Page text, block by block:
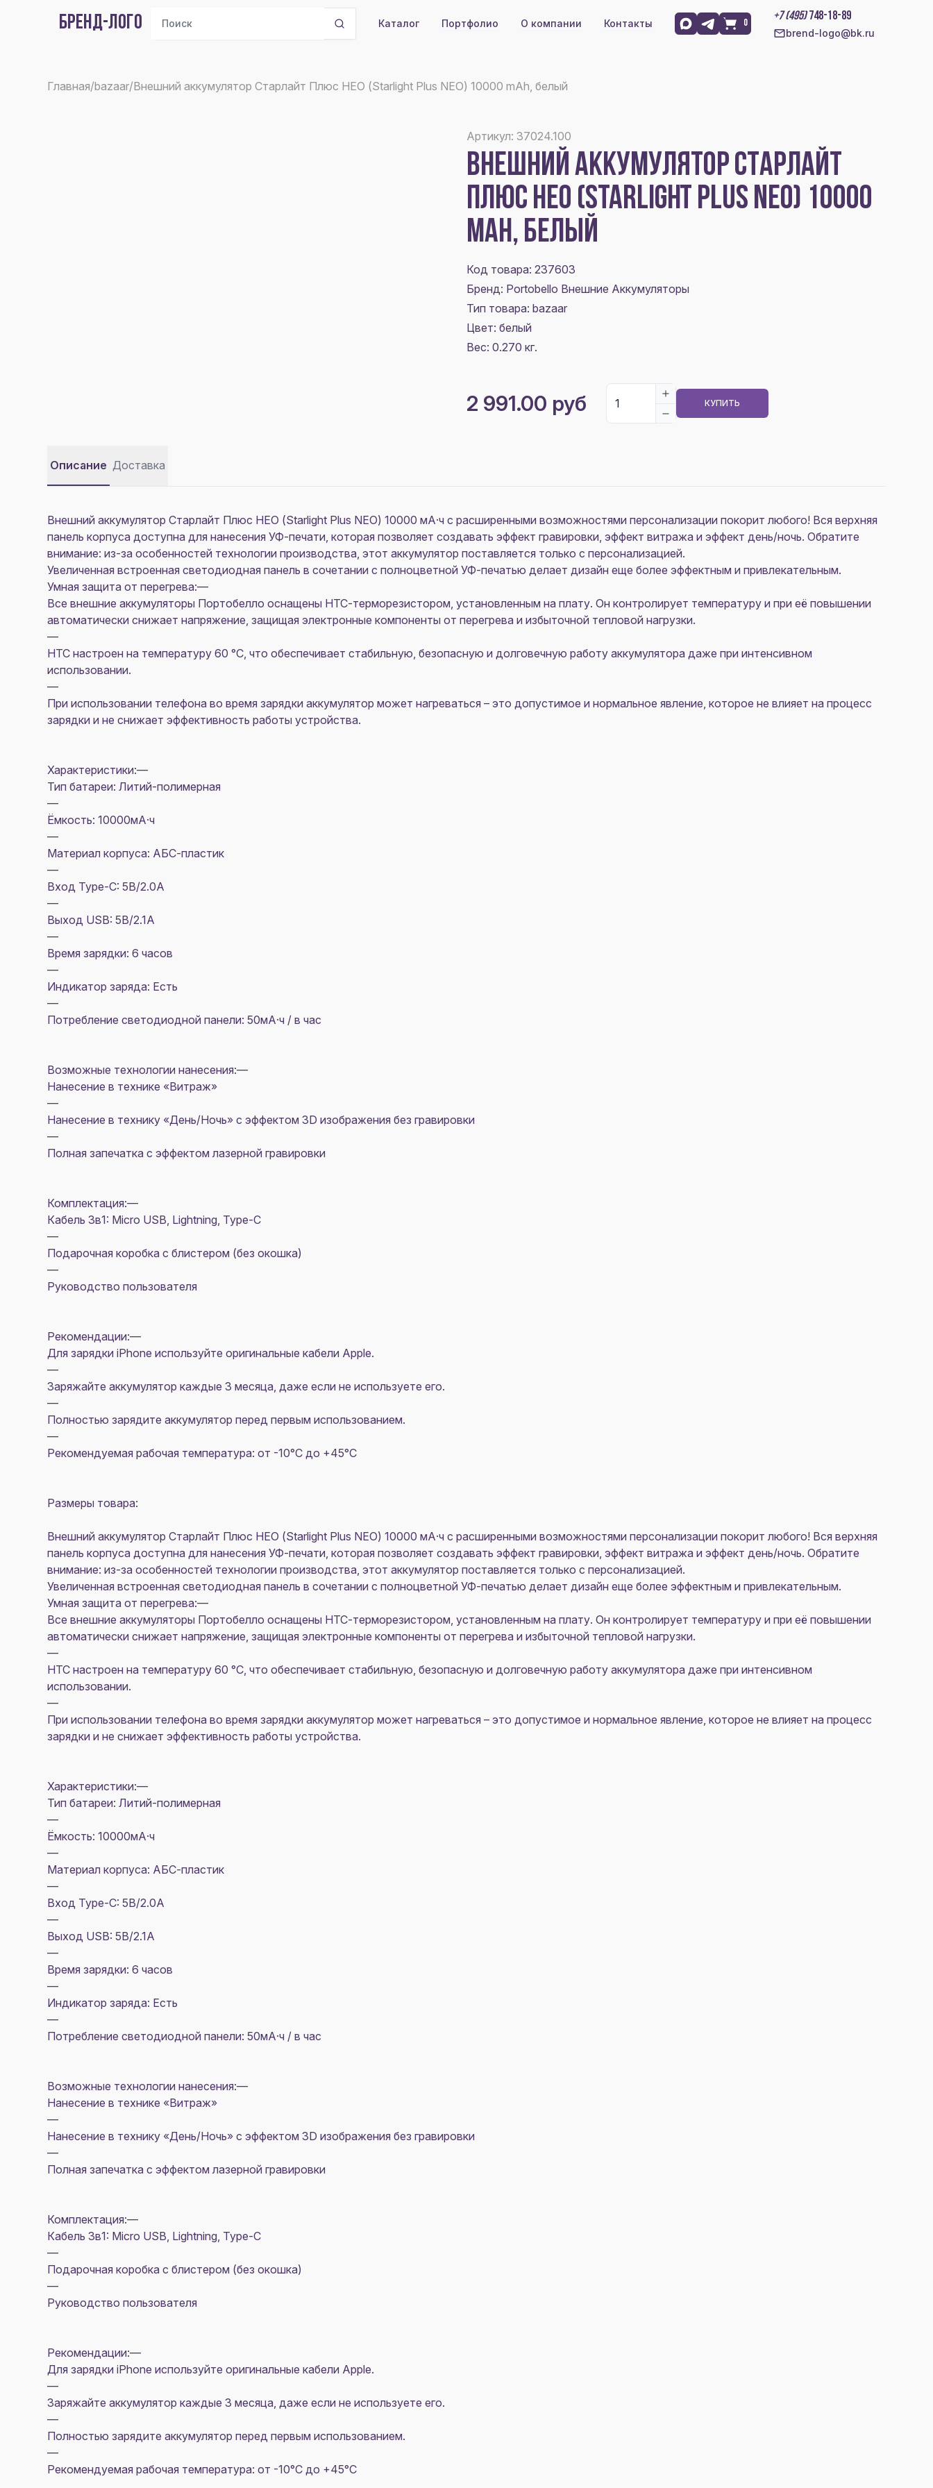
БРЕНД-ЛОГО Каталог Портфолио О компании Контакты 0
+7 (495)748-18-89
brend-logo@bk.ru
Главная/bazaar/Внешний аккумулятор Старлайт Плюс НЕО (Starlight Plus NEO) 10000 mAh, белый
Артикул: 37024.100
ВНЕШНИЙ АККУМУЛЯТОР СТАРЛАЙТ
ПЛЮС НЕО (STARLIGHT PLUS NEO) 10000
MAH, БЕЛЫЙ
Код товара: 237603
Бренд: Portobello Внешние Аккумуляторы
Тип товара: bazaar
Цвет: белый
Вес: 0.270 кг.
2 991.00 руб КУПИТЬ
Описание Доставка
Внешний аккумулятор Старлайт Плюс НЕО (Starlight Plus NEO) 10000 мА·ч с расширенными возможностями персонализации покорит любого! Вся верхняя
панель корпуса доступна для нанесения УФ-печати, которая позволяет создавать эффект гравировки, эффект витража и эффект день/ночь. Обратите
внимание: из-за особенностей технологии производства, этот аккумулятор поставляется только с персонализацией.
Увеличенная встроенная светодиодная панель в сочетании с полноцветной УФ-печатью делает дизайн еще более эффектным и привлекательным.
Умная защита от перегрева:—
Все внешние аккумуляторы Портобелло оснащены НТС-терморезистором, установленным на плату. Он контролирует температуру и при её повышении
автоматически снижает напряжение, защищая электронные компоненты от перегрева и избыточной тепловой нагрузки.
—
НТС настроен на температуру 60 °C, что обеспечивает стабильную, безопасную и долговечную работу аккумулятора даже при интенсивном
использовании.
—
При использовании телефона во время зарядки аккумулятор может нагреваться – это допустимое и нормальное явление, которое не влияет на процесс
зарядки и не снижает эффективность работы устройства.
Характеристики:—
Тип батареи: Литий-полимерная
—
Ёмкость: 10000мА·ч
—
Материал корпуса: АБС-пластик
—
Вход Type-C: 5В/2.0A
—
Выход USB: 5В/2.1A
—
Время зарядки: 6 часов
—
Индикатор заряда: Есть
—
Потребление светодиодной панели: 50мА·ч / в час
Возможные технологии нанесения:—
Нанесение в технике «Витраж»
—
Нанесение в технику «День/Ночь» с эффектом 3D изображения без гравировки
—
Полная запечатка с эффектом лазерной гравировки
Комплектация:—
Кабель 3в1: Micro USB, Lightning, Type-C
—
Подарочная коробка с блистером (без окошка)
—
Руководство пользователя
Рекомендации:—
Для зарядки iPhone используйте оригинальные кабели Apple.
—
Заряжайте аккумулятор каждые 3 месяца, даже если не используете его.
—
Полностью зарядите аккумулятор перед первым использованием.
—
Рекомендуемая рабочая температура: от -10°C до +45°C
Размеры товара:
Внешний аккумулятор Старлайт Плюс НЕО (Starlight Plus NEO) 10000 мА·ч с расширенными возможностями персонализации покорит любого! Вся верхняя
панель корпуса доступна для нанесения УФ-печати, которая позволяет создавать эффект гравировки, эффект витража и эффект день/ночь. Обратите
внимание: из-за особенностей технологии производства, этот аккумулятор поставляется только с персонализацией.
Увеличенная встроенная светодиодная панель в сочетании с полноцветной УФ-печатью делает дизайн еще более эффектным и привлекательным.
Умная защита от перегрева:—
Все внешние аккумуляторы Портобелло оснащены НТС-терморезистором, установленным на плату. Он контролирует температуру и при её повышении
автоматически снижает напряжение, защищая электронные компоненты от перегрева и избыточной тепловой нагрузки.
—
НТС настроен на температуру 60 °C, что обеспечивает стабильную, безопасную и долговечную работу аккумулятора даже при интенсивном
использовании.
—
При использовании телефона во время зарядки аккумулятор может нагреваться – это допустимое и нормальное явление, которое не влияет на процесс
зарядки и не снижает эффективность работы устройства.
Характеристики:—
Тип батареи: Литий-полимерная
—
Ёмкость: 10000мА·ч
—
Материал корпуса: АБС-пластик
—
Вход Type-C: 5В/2.0A
—
Выход USB: 5В/2.1A
—
Время зарядки: 6 часов
—
Индикатор заряда: Есть
—
Потребление светодиодной панели: 50мА·ч / в час
Возможные технологии нанесения:—
Нанесение в технике «Витраж»
—
Нанесение в технику «День/Ночь» с эффектом 3D изображения без гравировки
—
Полная запечатка с эффектом лазерной гравировки
Комплектация:—
Кабель 3в1: Micro USB, Lightning, Type-C
—
Подарочная коробка с блистером (без окошка)
—
Руководство пользователя
Рекомендации:—
Для зарядки iPhone используйте оригинальные кабели Apple.
—
Заряжайте аккумулятор каждые 3 месяца, даже если не используете его.
—
Полностью зарядите аккумулятор перед первым использованием.
—
Рекомендуемая рабочая температура: от -10°C до +45°C